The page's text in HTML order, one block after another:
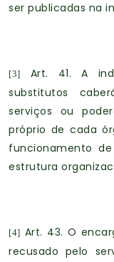
ser publicadas na
[3]
Art. 41. A
substitutos
serviços ou
próprio de cada
funcionamento
estrutura
[4] Art. 43. O
recusado pelo